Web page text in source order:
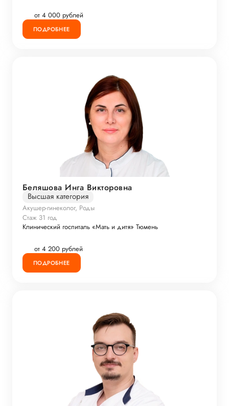
от 4 000 рублей
ПОДРОБНЕЕ
Беляшова Инга Викторовна
Высшая категория
Акушер-гинеколог, Роды
Стаж 31 год
Клинический госпиталь «Мать и дитя» Тюмень
от 4 200 рублей
ПОДРОБНЕЕ